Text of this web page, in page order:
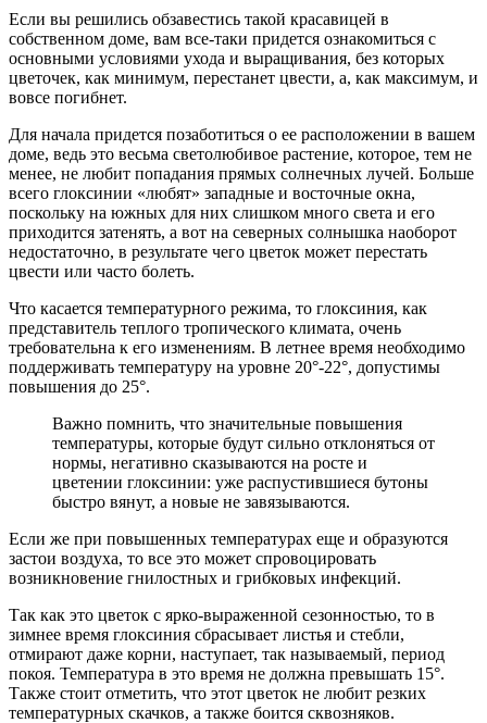
Если вы решились обзавестись такой красавицей в
собственном доме, вам все-таки придется ознакомиться с
основными условиями ухода и выращивания, без которых
цветочек, как минимум, перестанет цвести, а, как максимум, и
вовсе погибнет.
Для начала придется позаботиться о ее расположении в вашем
доме, ведь это весьма светолюбивое растение, которое, тем не
менее, не любит попадания прямых солнечных лучей. Больше
всего глоксинии «любят» западные и восточные окна,
поскольку на южных для них слишком много света и его
приходится затенять, а вот на северных солнышка наоборот
недостаточно, в результате чего цветок может перестать
цвести или часто болеть.
Что касается температурного режима, то глоксиния, как
представитель теплого тропического климата, очень
требовательна к его изменениям. В летнее время необходимо
поддерживать температуру на уровне 20°-22°, допустимы
повышения до 25°.
Важно помнить, что значительные повышения
температуры, которые будут сильно отклоняться от
нормы, негативно сказываются на росте и
цветении глоксинии: уже распустившиеся бутоны
быстро вянут, а новые не завязываются.
Если же при повышенных температурах еще и образуются
застои воздуха, то все это может спровоцировать
возникновение гнилостных и грибковых инфекций.
Так как это цветок с ярко-выраженной сезонностью, то в
зимнее время глоксиния сбрасывает листья и стебли,
отмирают даже корни, наступает, так называемый, период
покоя. Температура в это время не должна превышать 15°.
Также стоит отметить, что этот цветок не любит резких
температурных скачков, а также боится сквозняков.